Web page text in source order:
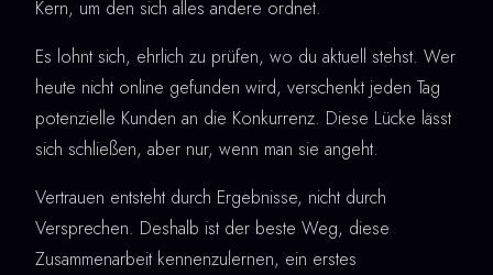
Kern, um den sich alles andere ordnet.
Es lohnt sich, ehrlich zu prüfen, wo du aktuell stehst. Wer
heute nicht online gefunden wird, verschenkt jeden Tag
potenzielle Kunden an die Konkurrenz. Diese Lücke lässt
sich schließen, aber nur, wenn man sie angeht.
Vertrauen entsteht durch Ergebnisse, nicht durch
Versprechen. Deshalb ist der beste Weg, diese
Zusammenarbeit kennenzulernen, ein erstes